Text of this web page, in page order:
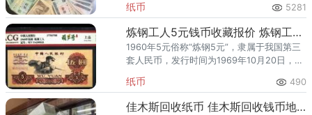
家都有，并不稀缺，极其大众化，人人触手
可及，因此很多新手收藏，都
纸币 5281
炼钢工人5元钱币收藏报价 炼钢工人5元钱币图片
1960年5元俗称“炼钢5元”，隶属于我国第三
套人民币，发行时间为1969年10月20日，停
工人，背面图案是油井架和煤矿开采，票幅
尺寸是:
纸币 490
佳木斯回收纸币 佳木斯回收钱币地点